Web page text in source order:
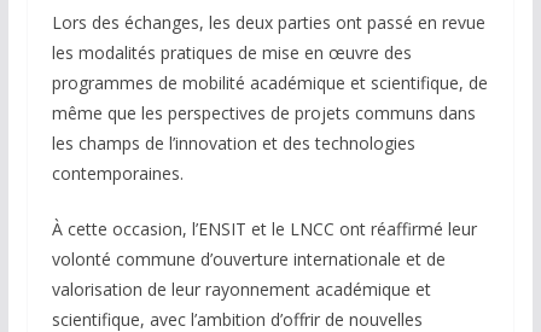
Lors des échanges, les deux parties ont passé en revue
les modalités pratiques de mise en œuvre des
programmes de mobilité académique et scientifique, de
même que les perspectives de projets communs dans
les champs de l’innovation et des technologies
contemporaines.
À cette occasion, l’ENSIT et le LNCC ont réaffirmé leur
volonté commune d’ouverture internationale et de
valorisation de leur rayonnement académique et
scientifique, avec l’ambition d’offrir de nouvelles